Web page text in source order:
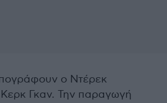
ο Ντέρεκ
Γκαν. Την παραγωγή